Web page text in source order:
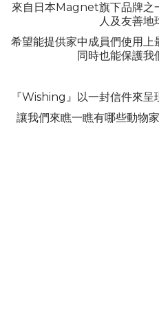
來自日本Magnet旗下品牌之
人及友善地
希望能提供家中成員們使用上
同時也能保護我
『Wishing』以一封信件來呈
讓我們來瞧一瞧有哪些動物